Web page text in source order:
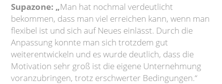
Supazone: „Man hat nochmal verdeutlicht
bekommen, dass man viel erreichen kann, wenn man
flexibel ist und sich auf Neues einlässt. Durch die
Anpassung konnte man sich trotzdem gut
weiterentwickeln und es wurde deutlich, dass die
Motivation sehr groß ist die eigene Unternehmung
voranzubringen, trotz erschwerter Bedingungen.“